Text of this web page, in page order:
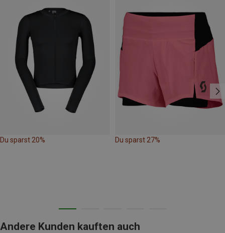
Du sparst 20% Du sparst 27%
Andere Kunden kauften auch